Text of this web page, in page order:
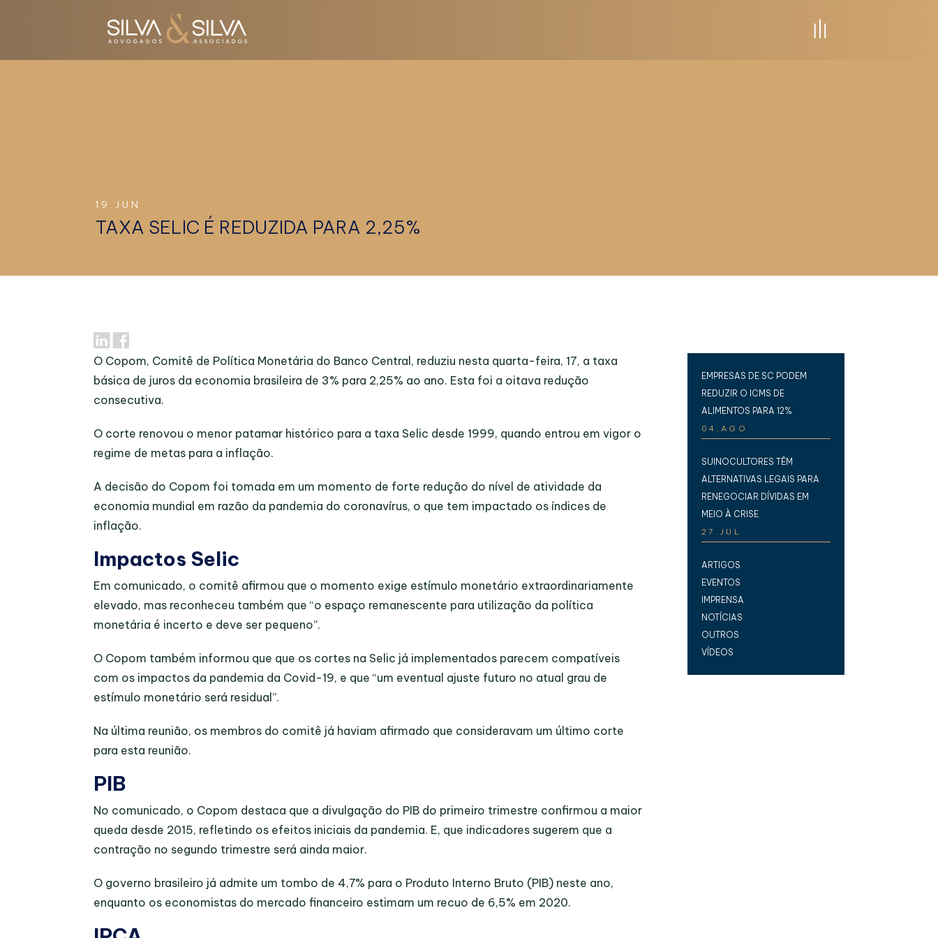
19.JUN
TAXA SELIC É REDUZIDA PARA 2,25%
O Copom, Comitê de Política Monetária do Banco Central, reduziu nesta quarta-feira, 17, a taxa
básica de juros da economia brasileira de 3% para 2,25% ao ano. Esta foi a oitava redução
consecutiva.
O corte renovou o menor patamar histórico para a taxa Selic desde 1999, quando entrou em vigor o
regime de metas para a inflação.
A decisão do Copom foi tomada em um momento de forte redução do nível de atividade da
economia mundial em razão da pandemia do coronavírus, o que tem impactado os índices de
inflação.
Impactos Selic
Em comunicado, o comitê afirmou que o momento exige estímulo monetário extraordinariamente
elevado, mas reconheceu também que “o espaço remanescente para utilização da política
monetária é incerto e deve ser pequeno”.
O Copom também informou que que os cortes na Selic já implementados parecem compatíveis
com os impactos da pandemia da Covid-19, e que “um eventual ajuste futuro no atual grau de
estímulo monetário será residual”.
Na última reunião, os membros do comitê já haviam afirmado que consideravam um último corte
para esta reunião.
PIB
No comunicado, o Copom destaca que a divulgação do PIB do primeiro trimestre confirmou a maior
queda desde 2015, refletindo os efeitos iniciais da pandemia. E, que indicadores sugerem que a
contração no segundo trimestre será ainda maior.
O governo brasileiro já admite um tombo de 4,7% para o Produto Interno Bruto (PIB) neste ano,
enquanto os economistas do mercado financeiro estimam um recuo de 6,5% em 2020.
EMPRESAS DE SC PODEM
REDUZIR O ICMS DE
ALIMENTOS PARA 12%
04.AGO
SUINOCULTORES TÊM
ALTERNATIVAS LEGAIS PARA
RENEGOCIAR DÍVIDAS EM
MEIO À CRISE
27.JUL
ARTIGOS
EVENTOS
IMPRENSA
NOTÍCIAS
OUTROS
VÍDEOS